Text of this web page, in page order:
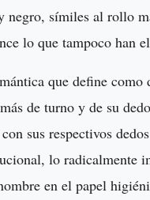
negro, símiles al rollo
lo que tampoco han
que define
de turno y de su
sus respectivos
lo radicalmente
en el papel